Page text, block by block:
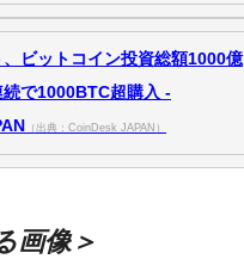
ビットコイン投資総額1000億
で1000BTC超購入 -
（出典：CoinDesk JAPAN）
画像＞